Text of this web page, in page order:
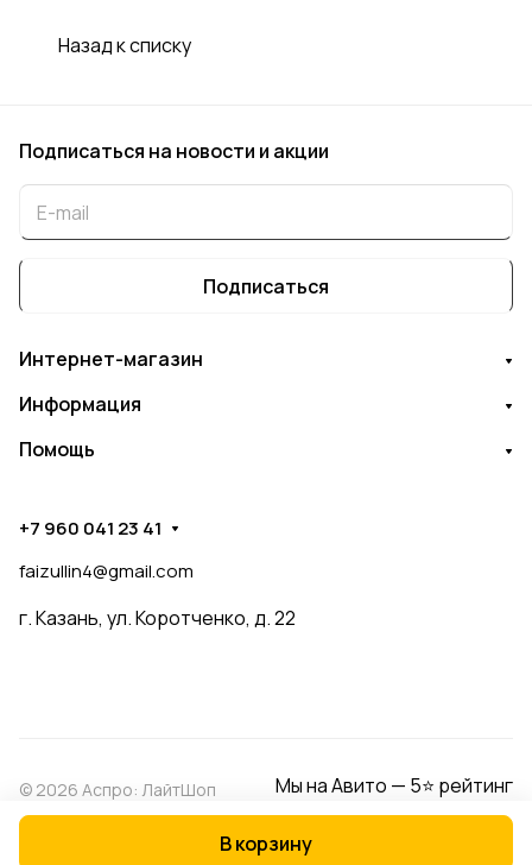
В корзину
Назад к списку
Подписаться на новости и акции
Подписаться
Интернет-магазин
Информация
Помощь
+7 960 041 23 41
faizullin4@gmail.com
г. Казань, ул. Коротченко, д. 22
© 2026 Аспро: ЛайтШоп Мы на Авито — 5⭐ рейтинг
Оферта